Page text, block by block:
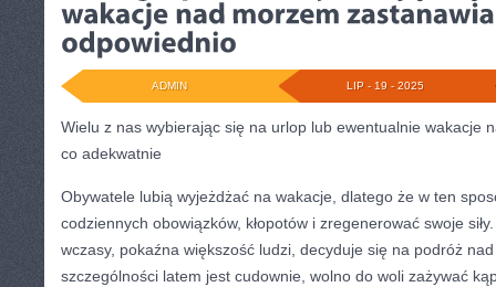
LIP - 19 - 2025
ADMIN
Wielu z nas wybierając się na urlop lub ewentualnie wakacje
co adekwatnie
Obywatele lubią wyjeżdżać na wakacje, dlatego że w ten
codziennych obowiązków, kłopotów i zregenerować swoje
wczasy, pokaźna większość ludzi, decyduje się na podróż
szczególności latem jest cudownie, wolno do woli zażywać